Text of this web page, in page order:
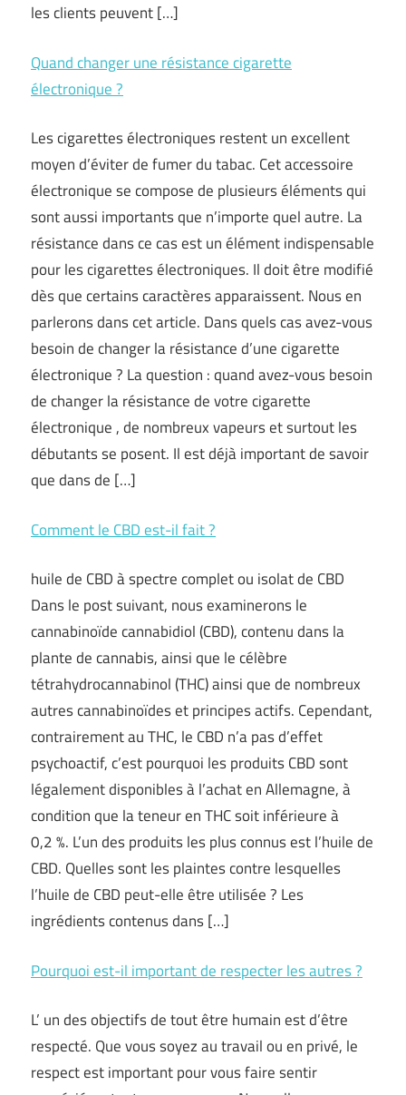
les clients peuvent […]
Quand changer une résistance cigarette
électronique ?
Les cigarettes électroniques restent un excellent
moyen d’éviter de fumer du tabac. Cet accessoire
électronique se compose de plusieurs éléments qui
sont aussi importants que n’importe quel autre. La
résistance dans ce cas est un élément indispensable
pour les cigarettes électroniques. Il doit être modifié
dès que certains caractères apparaissent. Nous en
parlerons dans cet article. Dans quels cas avez-vous
besoin de changer la résistance d’une cigarette
électronique ? La question : quand avez-vous besoin
de changer la résistance de votre cigarette
électronique , de nombreux vapeurs et surtout les
débutants se posent. Il est déjà important de savoir
que dans de […]
Comment le CBD est-il fait ?
huile de CBD à spectre complet ou isolat de CBD
Dans le post suivant, nous examinerons le
cannabinoïde cannabidiol (CBD), contenu dans la
plante de cannabis, ainsi que le célèbre
tétrahydrocannabinol (THC) ainsi que de nombreux
autres cannabinoïdes et principes actifs. Cependant,
contrairement au THC, le CBD n’a pas d’effet
psychoactif, c’est pourquoi les produits CBD sont
légalement disponibles à l’achat en Allemagne, à
condition que la teneur en THC soit inférieure à
0,2 %. L’un des produits les plus connus est l’huile de
CBD. Quelles sont les plaintes contre lesquelles
l’huile de CBD peut-elle être utilisée ? Les
ingrédients contenus dans […]
Pourquoi est-il important de respecter les autres ?
L’ un des objectifs de tout être humain est d’être
respecté. Que vous soyez au travail ou en privé, le
respect est important pour vous faire sentir